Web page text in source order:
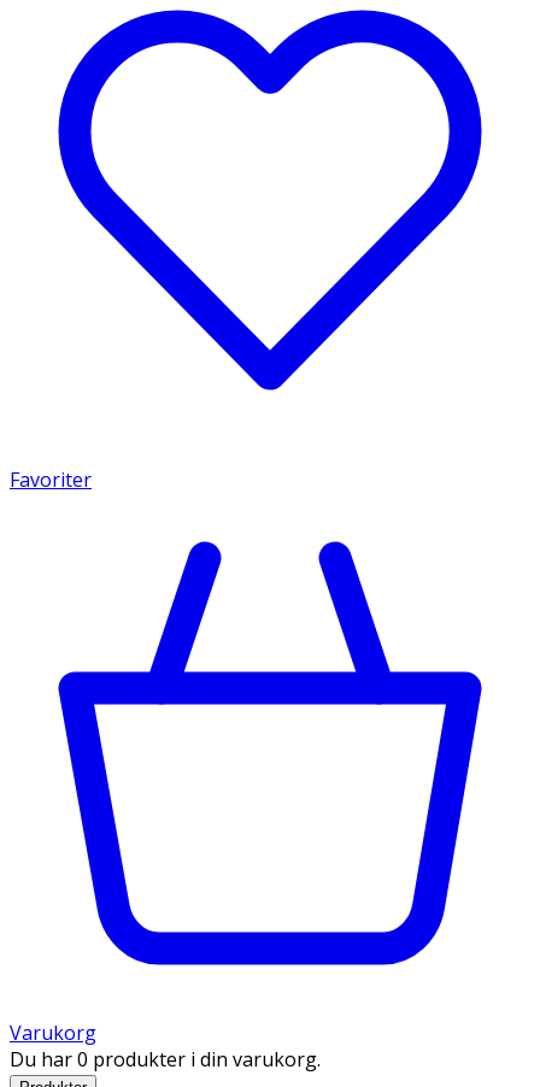
Favoriter
Varukorg
Du har 0 produkter i din varukorg.